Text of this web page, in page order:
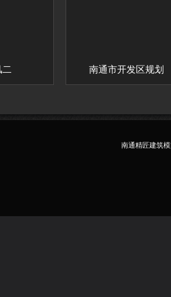
南通市开发区规划
南通精匠建筑